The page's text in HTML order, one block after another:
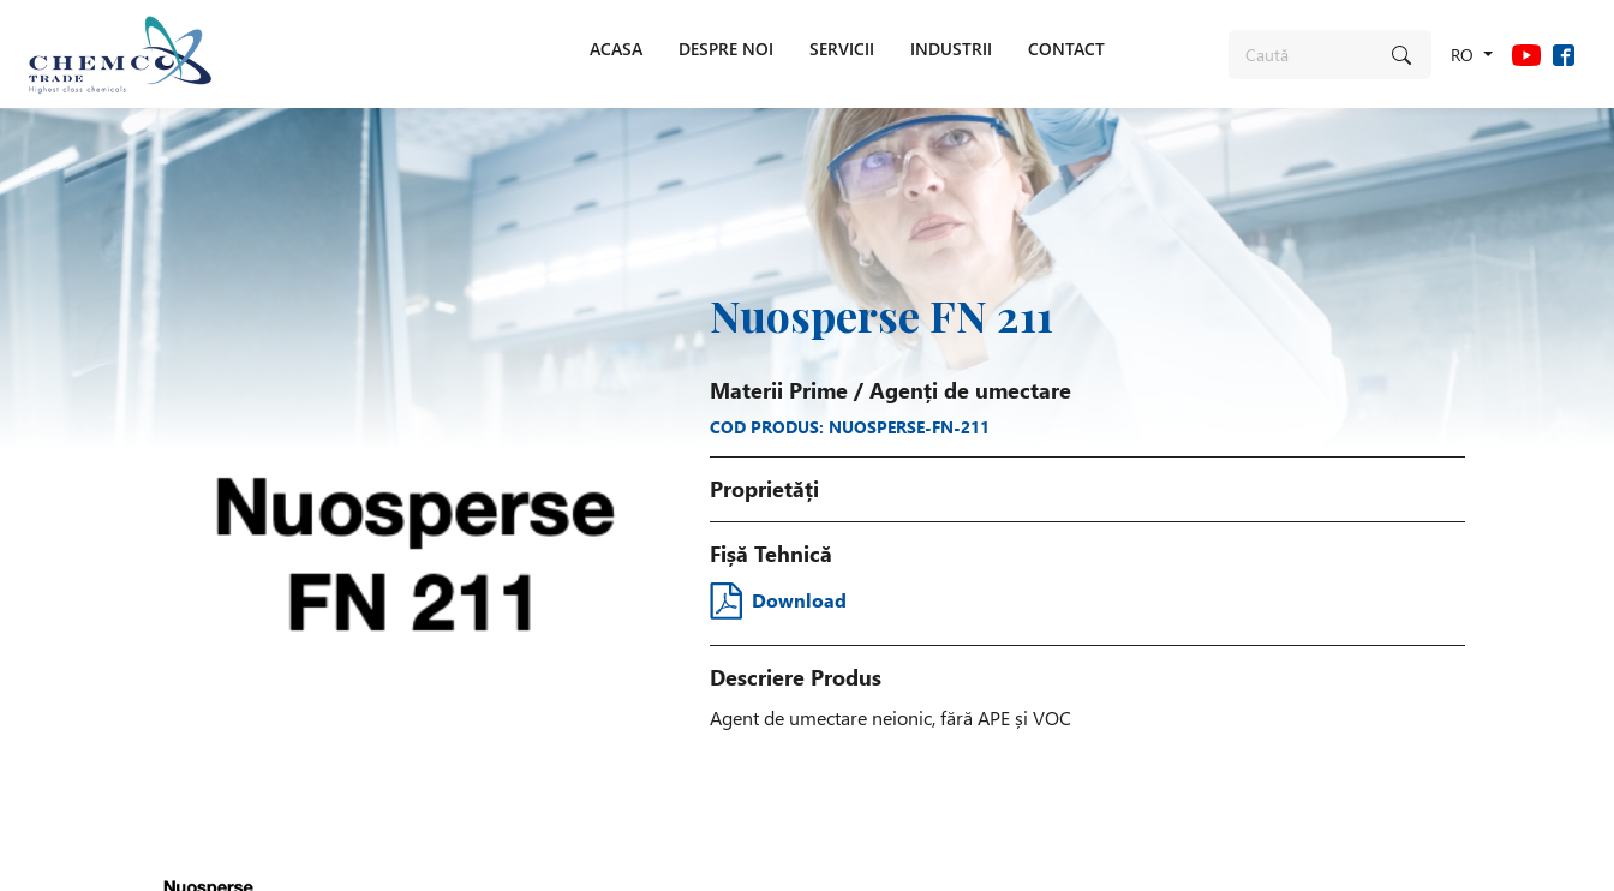
RO
ACASA DESPRE NOI SERVICII INDUSTRII CONTACT
Nuosperse FN 211
Materii Prime/ Agenți de umectare
COD PRODUS: NUOSPERSE-FN-211
Proprietăți
Fișă Tehnică
Download
Descriere Produs
Agent de umectare neionic, fără APE și VOC